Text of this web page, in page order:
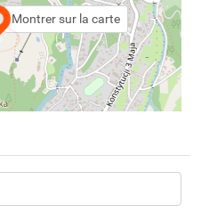
Montrer sur la carte